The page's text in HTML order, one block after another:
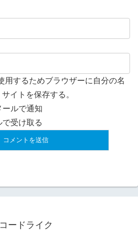
用するためブラウザーに自分の名
イトを保存する。
ールで通知
受け取る
コードライク